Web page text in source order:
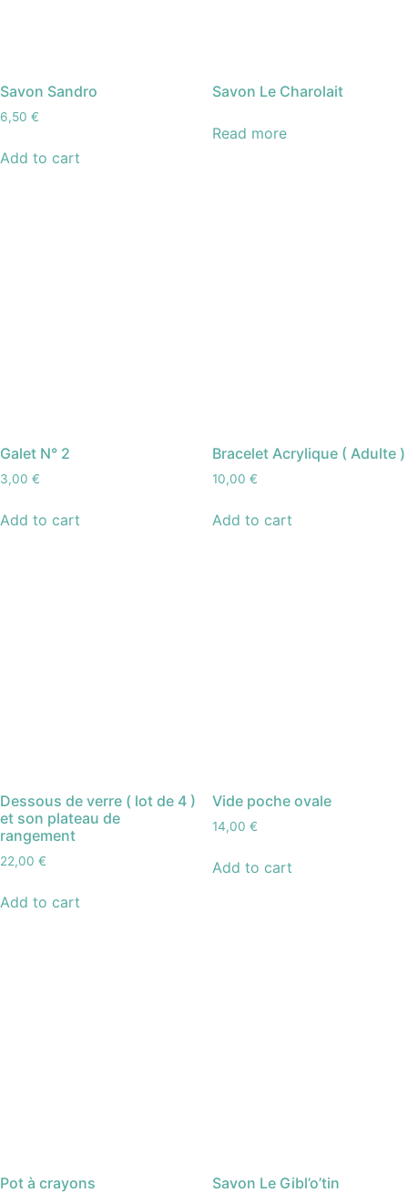
Savon Sandro
6,50 €
Add to cart
Savon Le Charolait
Read more
Galet N° 2
3,00 €
Add to cart
Bracelet Acrylique ( Adulte )
10,00 €
Add to cart
Dessous de verre ( lot de 4 )
et son plateau de
rangement
22,00 €
Add to cart
Vide poche ovale
14,00 €
Add to cart
Pot à crayons Savon Le Gibl’o’tin